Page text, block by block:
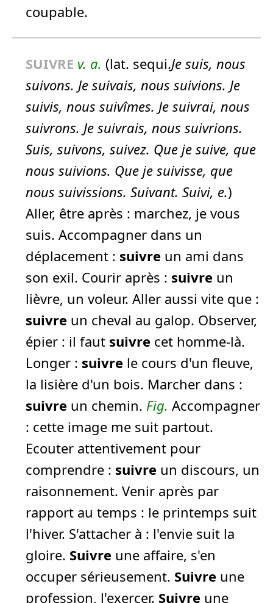
coupable.
SUIVRE v. a. (lat. sequi.Je suis, nous
suivons. Je suivais, nous suivions. Je
suivis, nous suivîmes. Je suivrai, nous
suivrons. Je suivrais, nous suivrions.
Suis, suivons, suivez. Que je suive, que
nous suivions. Que je suivisse, que
nous suivissions. Suivant. Suivi, e.)
Aller, être après : marchez, je vous
suis. Accompagner dans un
déplacement : suivre un ami dans
son exil. Courir après : suivre un
lièvre, un voleur. Aller aussi vite que :
suivre un cheval au galop. Observer,
épier : il faut suivre cet homme-là.
Longer : suivre le cours d'un fleuve,
la lisière d'un bois. Marcher dans :
suivre un chemin. Fig. Accompagner
: cette image me suit partout.
Ecouter attentivement pour
comprendre : suivre un discours, un
raisonnement. Venir après par
rapport au temps : le printemps suit
l'hiver. S'attacher à : l'envie suit la
gloire. Suivre une affaire, s'en
occuper sérieusement. Suivre une
profession, l'exercer. Suivre une